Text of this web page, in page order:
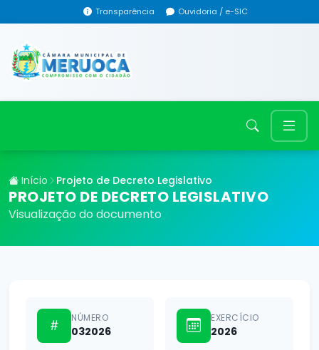
Transparência Ouvidoria / e-SIC
Início Projeto de Decreto Legislativo
PROJETO DE DECRETO LEGISLATIVO
Visualização do documento
NÚMERO
032026
EXERCÍCIO
2026